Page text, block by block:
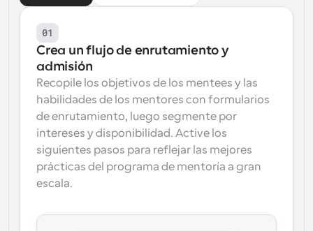
Enlaces de Grupo Dinámico
Reserva reuniones de forma fluida con varias personas
Webhooks
Recibe notificaciones cuando ocurra algo
01
Crea un flujo de enrutamiento y
admisión
Recopile los objetivos de los mentees y las
habilidades de los mentores con formularios
de enrutamiento, luego segmente por
intereses y disponibilidad. Active los
siguientes pasos para reflejar las mejores
prácticas del programa de mentoría a gran
escala.